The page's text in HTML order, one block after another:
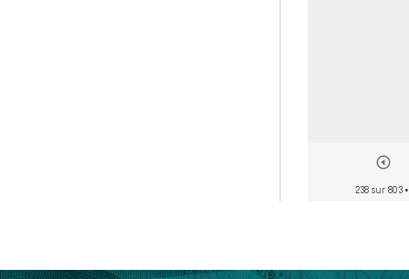
238 sur 803